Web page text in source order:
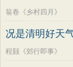
翁卷《乡村四月》
况是清明好天
程颢《郊行即事》